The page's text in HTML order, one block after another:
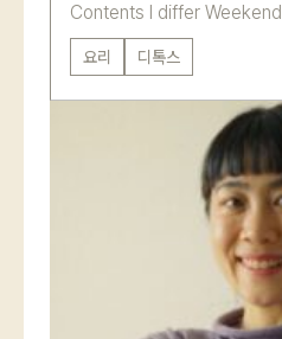
Contents l differ Weekend
요리 디톡스